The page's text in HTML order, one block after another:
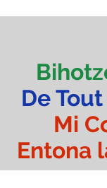
De
Mi
Entona